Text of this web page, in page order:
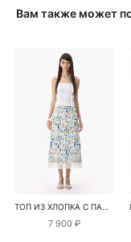
Вам также может
ТОП ИЗ ХЛОПКА С ПАЙЕТКАМИ
7 900 ₽